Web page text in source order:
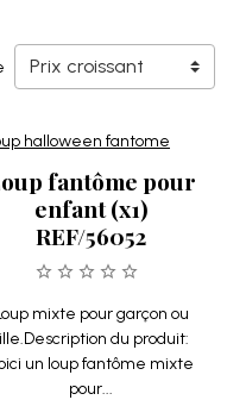
fantôme pour
enfant (x1)
REF/56052
mixte pour garçon ou
du produit:
un loup fantôme mixte
pour...